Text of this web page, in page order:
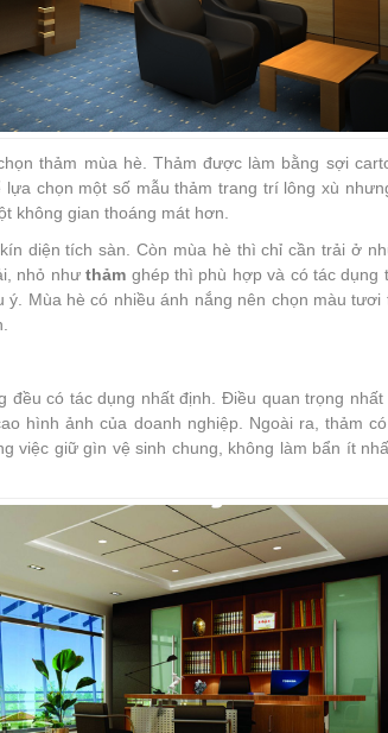
thảm mùa hè. Thảm được làm bằng sợi
chọn một số mẫu thảm trang trí lông xù
không gian thoáng mát hơn.
diện tích sàn. Còn mùa hè thì chỉ cần trải ở
nhỏ nhưthảm ghép thì phù hợp và có tác dụng
Mùa hè có nhiều ánh nắng nên chọn màu
đều có tác dụng nhất định. Điều quan trọng
hình ảnh của doanh nghiệp. Ngoài ra, thảm
việc giữ gìn vệ sinh chung, không làm bẩn ít